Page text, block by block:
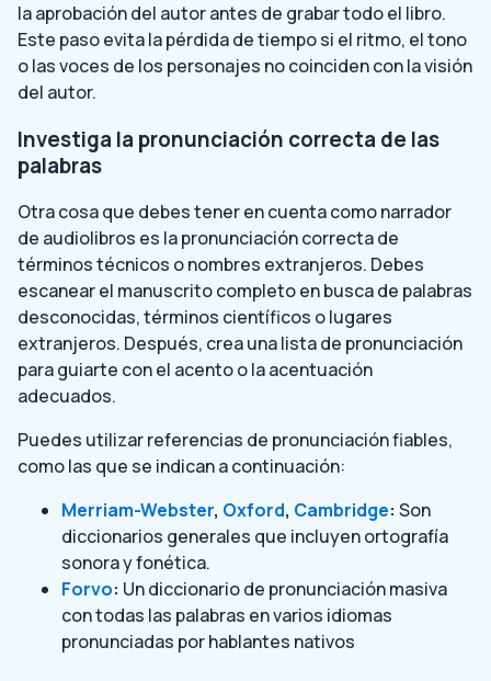
la aprobación del autor antes de grabar todo el libro.
Este paso evita la pérdida de tiempo si el ritmo, el tono
o las voces de los personajes no coinciden con la visión
del autor.
Investiga la pronunciación correcta de las
palabras
Otra cosa que debes tener en cuenta como narrador
de audiolibros es la pronunciación correcta de
términos técnicos o nombres extranjeros. Debes
escanear el manuscrito completo en busca de palabras
desconocidas, términos científicos o lugares
extranjeros. Después, crea una lista de pronunciación
para guiarte con el acento o la acentuación
adecuados.
Puedes utilizar referencias de pronunciación fiables,
como las que se indican a continuación:
Merriam-Webster, Oxford, Cambridge: Son
diccionarios generales que incluyen ortografía
sonora y fonética.
Forvo: Un diccionario de pronunciación masiva
con todas las palabras en varios idiomas
pronunciadas por hablantes nativos